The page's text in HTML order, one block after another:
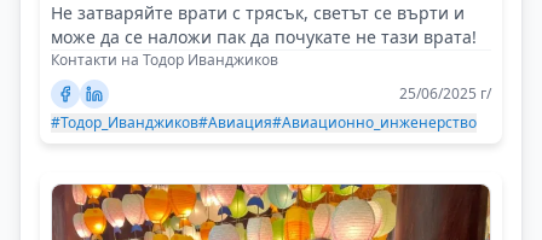
Не затваряйте врати с трясък, светът се върти и
може да се наложи пак да почукате не тази врата!
Контакти на Тодор Иванджиков
25/06/2025 г/
#Тодор_Иванджиков#Авиация#Авиационно_инженерство